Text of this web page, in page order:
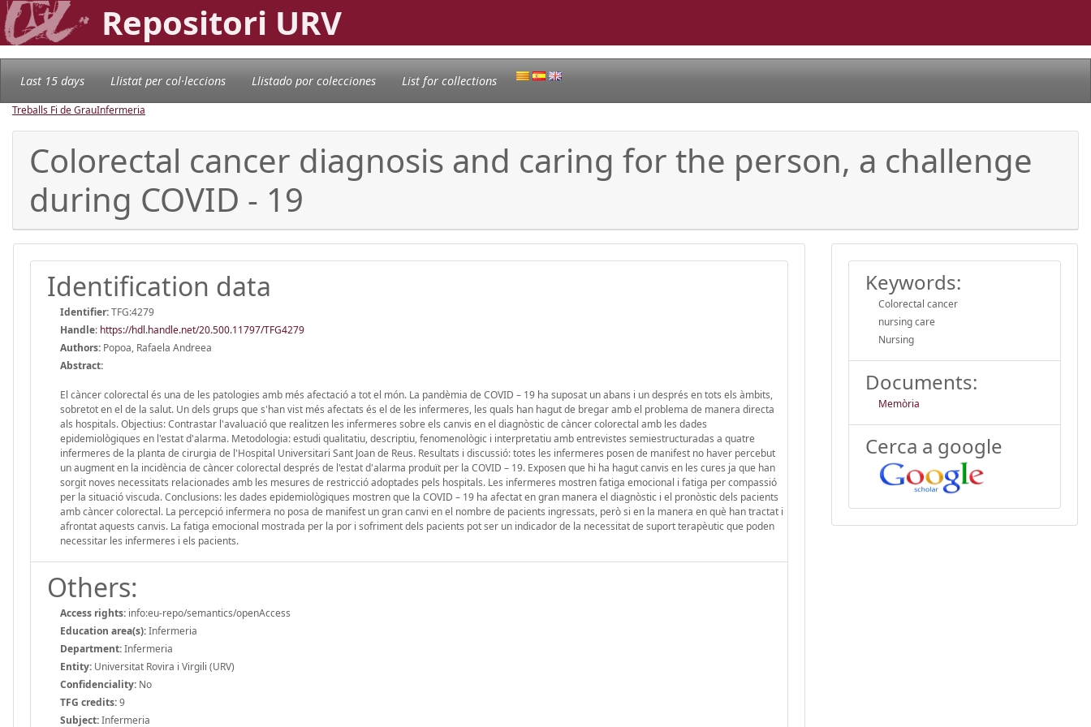
Repositori URV
Last 15 days Llistat per col·leccions Llistado por colecciones List for collections
Treballs Fi de GrauInfermeria
Colorectal cancer diagnosis and caring for the person, a challenge
during COVID - 19
Identification data
Identifier:TFG:4279
Handle: https://hdl.handle.net/20.500.11797/TFG4279
Authors: Popoa, Rafaela Andreea
Abstract:
El càncer colorectal és una de les patologies amb més afectació a tot el món. La pandèmia de COVID – 19 ha suposat un abans i un després en tots els àmbits,
sobretot en el de la salut. Un dels grups que s'han vist més afectats és el de les infermeres, les quals han hagut de bregar amb el problema de manera directa
als hospitals. Objectius: Contrastar l'avaluació que realitzen les infermeres sobre els canvis en el diagnòstic de càncer colorectal amb les dades
epidemiològiques en l'estat d'alarma. Metodologia: estudi qualitatiu, descriptiu, fenomenològic i interpretatiu amb entrevistes semiestructuradas a quatre
infermeres de la planta de cirurgia de l'Hospital Universitari Sant Joan de Reus. Resultats i discussió: totes les infermeres posen de manifest no haver percebut
un augment en la incidència de càncer colorectal després de l'estat d'alarma produït per la COVID – 19. Exposen que hi ha hagut canvis en les cures ja que han
sorgit noves necessitats relacionades amb les mesures de restricció adoptades pels hospitals. Les infermeres mostren fatiga emocional i fatiga per compassió
per la situació viscuda. Conclusions: les dades epidemiològiques mostren que la COVID – 19 ha afectat en gran manera el diagnòstic i el pronòstic dels pacients
amb càncer colorectal. La percepció infermera no posa de manifest un gran canvi en el nombre de pacients ingressats, però si en la manera en què han tractat i
afrontat aquests canvis. La fatiga emocional mostrada per la por i sofriment dels pacients pot ser un indicador de la necessitat de suport terapèutic que poden
necessitar les infermeres i els pacients.
Others:
Access rights: info:eu-repo/semantics/openAccess
Education area(s):Infermeria
Department:Infermeria
Entity: Universitat Rovira i Virgili (URV)
Confidenciality: No
TFG credits:9
Subject:Infermeria
Keywords:
Colorectal cancer
nursing care
Nursing
Documents:
Memòria
Cerca a google